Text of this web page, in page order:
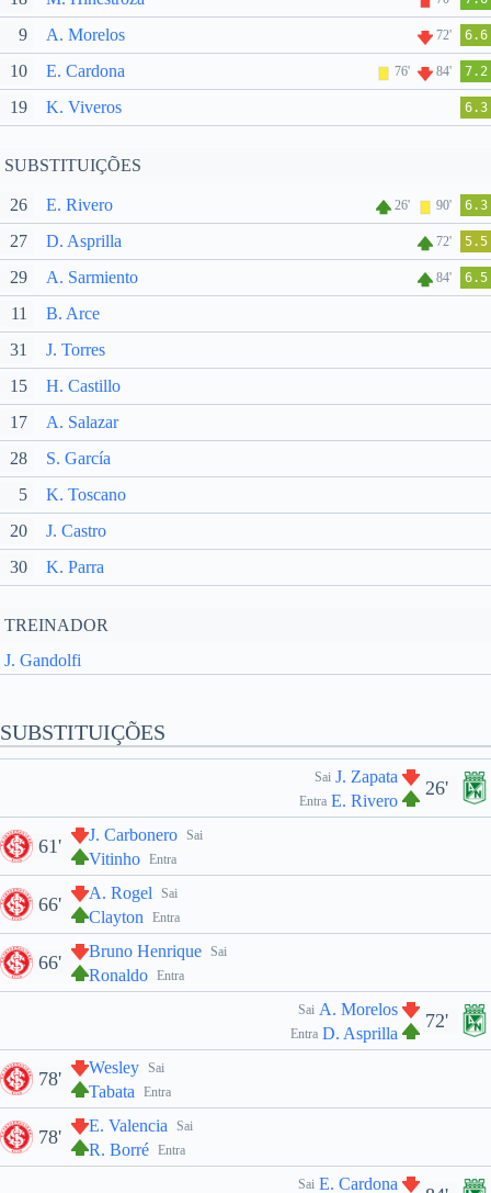
9 A. Morelos 72' 6.6
10 E. Cardona 76' 84' 7.2
19 K. Viveros 6.3
SUBSTITUIÇÕES
26 E. Rivero 26' 90' 6.3
27 D. Asprilla 72' 5.5
29 A. Sarmiento 84' 6.5
11
B. Arce
31
J. Torres
15
H. Castillo
17
A. Salazar
28
S. García
5
K. Toscano
20
J. Castro
30
K. Parra
TREINADOR
J. Gandolfi
SUBSTITUIÇÕES
26'
Sai J. Zapata
Entra E. Rivero
Sai
J. Carbonero
Entra
Vitinho
61'
Sai
A. Rogel
Entra
Clayton
66'
Sai
Bruno Henrique
Entra
Ronaldo
66'
72'
Sai A. Morelos
Entra D. Asprilla
Sai
Wesley
Entra
Tabata
78'
Sai
E. Valencia
Entra
R. Borré
78'
Sai E. Cardona